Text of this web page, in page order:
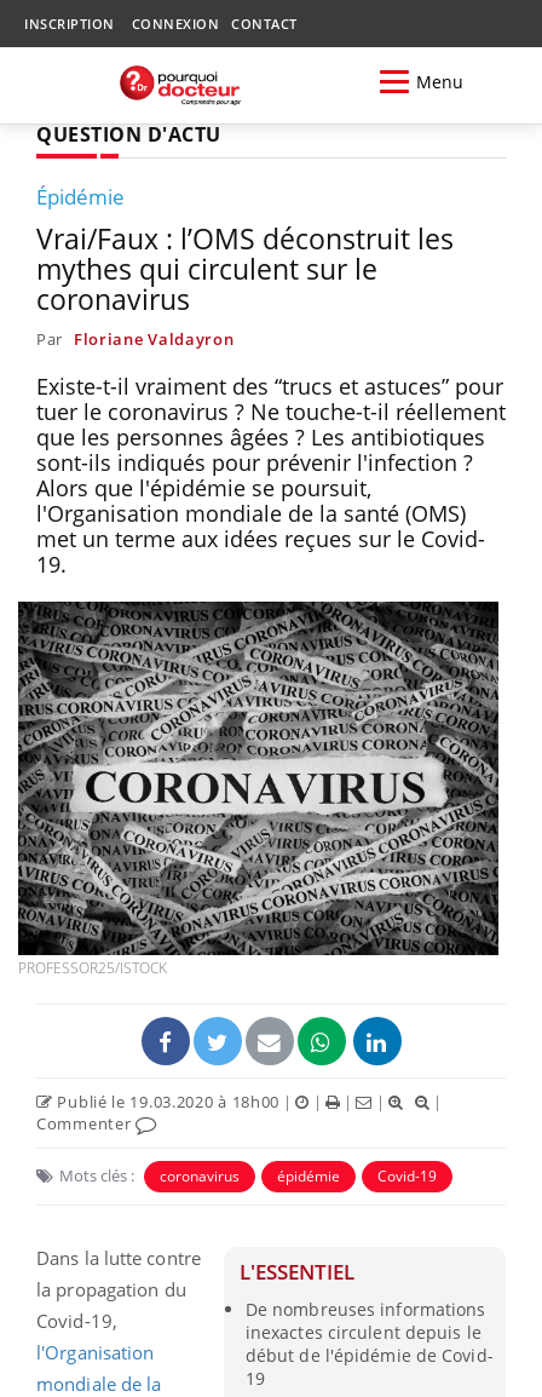
INSCRIPTION CONNEXION CONTACT
Menu
QUESTION D'ACTU
Épidémie
Vrai/Faux : l’OMS déconstruit les
mythes qui circulent sur le
coronavirus
Par Floriane Valdayron
Existe-t-il vraiment des “trucs et astuces” pour
tuer le coronavirus ? Ne touche-t-il réellement
que les personnes âgées ? Les antibiotiques
sont-ils indiqués pour prévenir l'infection ?
Alors que l'épidémie se poursuit,
l'Organisation mondiale de la santé (OMS)
met un terme aux idées reçues sur le Covid-
19.
PROFESSOR25/ISTOCK
Publié le 19.03.2020 à 18h00 | | | |
|
Commenter
Mots clés : coronavirus épidémie Covid-19
L'ESSENTIEL
De nombreuses informations
inexactes circulent depuis le
début de l'épidémie de Covid-
19
Dans la lutte contre
la propagation du
Covid-19,
l'Organisation
mondiale de la